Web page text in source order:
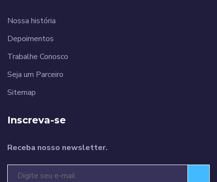
Nossa história
Depoimentos
Trabalhe Conosco
Seja um Parceiro
Sitemap
Inscreva-se
Receba nosso newsletter.